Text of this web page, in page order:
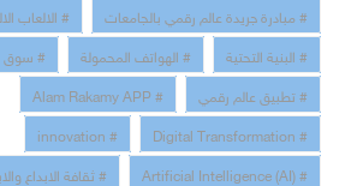
# مبادرة جريدة عالم رقمي بالجامعات
# الالعاب
# البنية التحتية
# الهواتف المحمولة
# سوق
# تطبيق عالم رقمي
# Alam Rakamy APP
# Digital Transformation
# innovation
# Artificial Intelligence (AI)
# ثقافة الابداع